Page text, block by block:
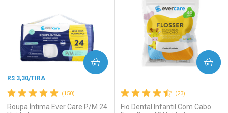
Laboratório
Por Menos
(150)
R$ 3,30/TIRA
Roupa Íntima Ever Care P/M 24
COMPRAR
(23)
Fio Dental Infantil Com Cabo
COMPRAR